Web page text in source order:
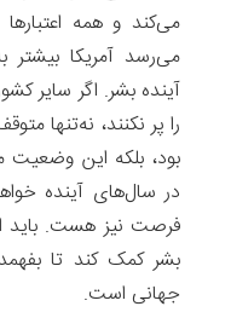
می‌کند و همه
می‌رسد آمریکا
آینده بشر. اگر سایر
را پر نکنند، نه‌تنها
بود، بلکه این وضعیت
در سال‌های آینده
فرصت نیز هست. باید
بشر کمک کند تا
جهانی است.